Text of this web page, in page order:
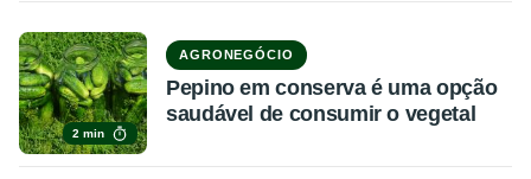
2 min
AGRONEGÓCIO
Pepino em conserva é uma opção
saudável de consumir o vegetal